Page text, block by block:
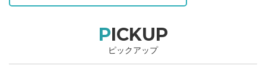
PICKUP
ピックアップ